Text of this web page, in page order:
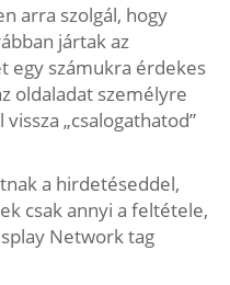
arra szolgál, hogy
jártak az
egy számukra érdekes
oldaladat személyre
„csalogathatod”
a hirdetéseddel,
csak annyi a feltétele,
Network tag